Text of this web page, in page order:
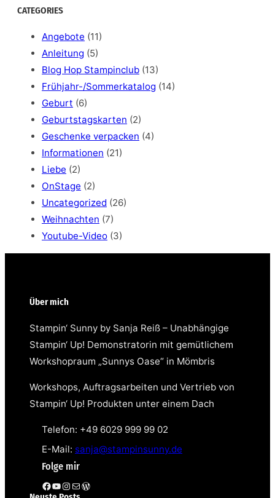
a
CATEGORIES
Angebote (11)
Anleitung (5)
Blog Hop Stampinclub (13)
Frühjahr-/Sommerkatalog (14)
Geburt (6)
Geburtstagskarten (2)
Geschenke verpacken (4)
Informationen (21)
Liebe (2)
OnStage (2)
Uncategorized (26)
Weihnachten (7)
Youtube-Video (3)
Über mich
Stampin‘ Sunny by Sanja Reiß – Unabhängige
Stampin‘ Up! Demonstratorin mit gemütlichem
Workshopraum „Sunnys Oase“ in Mömbris
Workshops, Auftragsarbeiten und Vertrieb von
Stampin‘ Up! Produkten unter einem Dach
Telefon: +49 6029 999 99 02
E-Mail: sanja@stampinsunny.de
Folge mir
Facebook YouTube Instagram E-Mail WordPress